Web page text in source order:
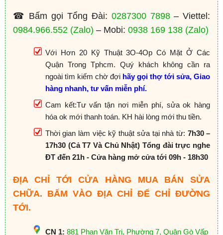
☎ Bấm gọi Tổng Đài: 0287300 7898– Viettel:
0984.966.552 (Zalo) – Mobi: 0938 169 138 (Zalo)
Với Hơn 20 Kỹ Thuật 3O-4Op Có Mặt Ở Các
Quận Trong Tphcm. Quý khách không cần ra
ngoài tìm kiếm chờ đợi hãy gọi thợ tới sửa, Giao
hàng nhanh, tư vấn miễn phí.
Cam kết:Tư vấn tận nơi miễn phí, sửa ok hàng
hóa ok mới thanh toán. KH hài lòng mới thu tiền.
Thời gian làm việc kỹ thuật sửa tại nhà từ: 7h30 –
17h30 (Cả T7 Và Chủ Nhật) Tổng đài trực nghe
ĐT đến 21h - Cửa hàng mở cửa tới 09h - 18h30
ĐỊA CHỈ TỚI CỬA HÀNG MUA BÁN SỬA
CHỮA. BẤM VÀO ĐỊA CHỈ ĐỂ CHỈ ĐƯỜNG
TỚI.
CN 1: 881 Phan Văn Trị, Phường 7, Quận Gò Vấp